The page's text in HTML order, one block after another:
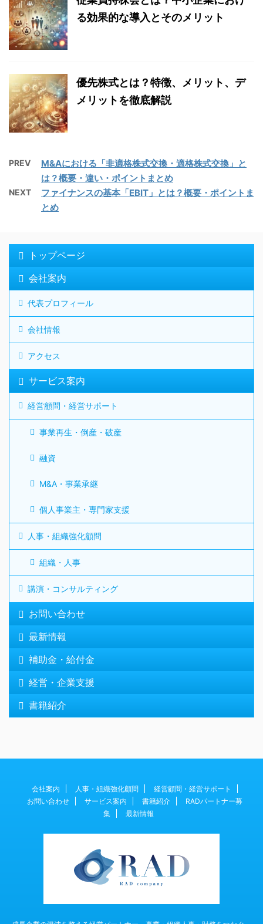
る効果的な導入とそのメリット
優先株式とは？特徴、メリット、デ
メリットを徹底解説
PREV
M&Aにおける「非適格株式交換・適格株式交換」と
は？概要・違い・ポイントまとめ
NEXT
ファイナンスの基本「EBIT」とは？概要・ポイントま
とめ
トップページ
会社案内
代表プロフィール
会社情報
アクセス
サービス案内
経営顧問・経営サポート
事業再生・倒産・破産
融資
M&A・事業承継
個人事業主・専門家支援
人事・組織強化顧問
組織・人事
講演・コンサルティング
お問い合わせ
最新情報
補助金・給付金
経営・企業支援
書籍紹介
会社案内 人事・組織強化顧問
経営顧問・経営サポート
お問い合わせ
サービス案内 書籍紹介
RADパートナー募
集
最新情報